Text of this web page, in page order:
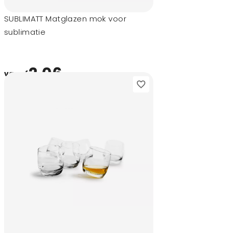
SUBLIMATT Matglazen mok voor
sublimatie
vanaf2,06